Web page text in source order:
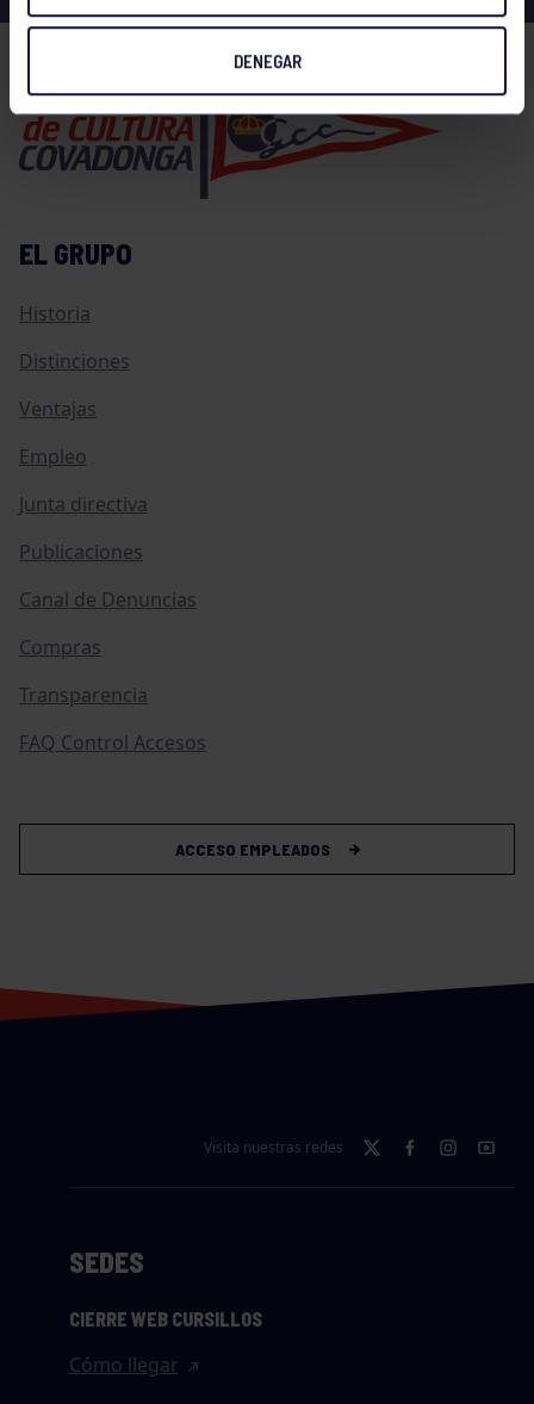
DENEGAR
EL GRUPO
Historia
Distinciones
Ventajas
Empleo
Junta directiva
Publicaciones
Canal de Denuncias
Compras
Transparencia
FAQ Control Accesos
ACCESO EMPLEADOS
Visita nuestras redes
SEDES
CIERRE WEB CURSILLOS
Cómo llegar